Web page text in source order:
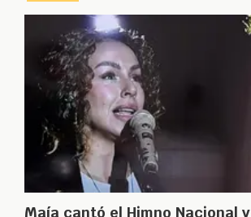
Maía cantó el Himno Nacional y